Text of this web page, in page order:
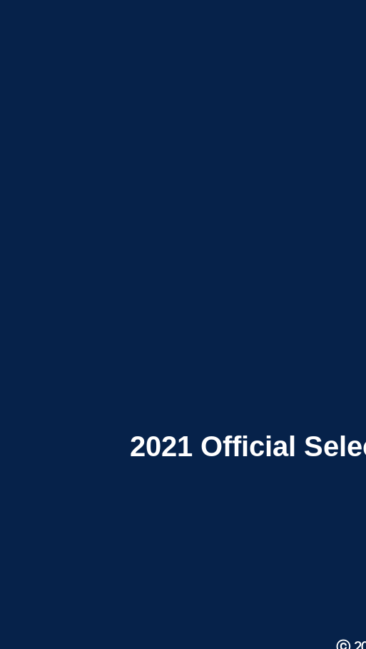
2021 Official